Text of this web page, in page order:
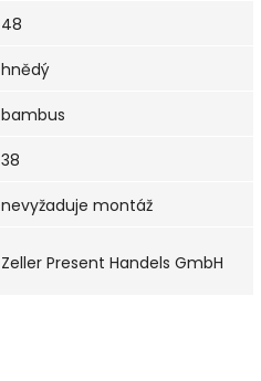
48
hnědý
bambus
38
nevyžaduje montáž
Zeller Present Handels GmbH